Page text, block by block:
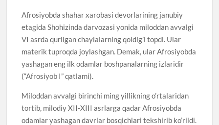
Afrosiyobda shahar xarobasi devorlarining janubiy
etagida Shohizinda darvozasi yonida miloddan avvalgi
VI asrda qurilgan chaylalarning qoldig’i topdi. Ular
materik tuproqda joylashgan. Demak, ular Afrosiyobda
yashagan eng ilk odamlar boshpanalarning izlaridir
(“Afrosiyob I” qatlami).
Miloddan avvalgi birinchi ming yillikning o’rtalaridan
tortib, milodiy XII-XIII asrlarga qadar Afrosiyobda
odamlar yashagan davrlar bosqichlari tekshirib ko’rildi.